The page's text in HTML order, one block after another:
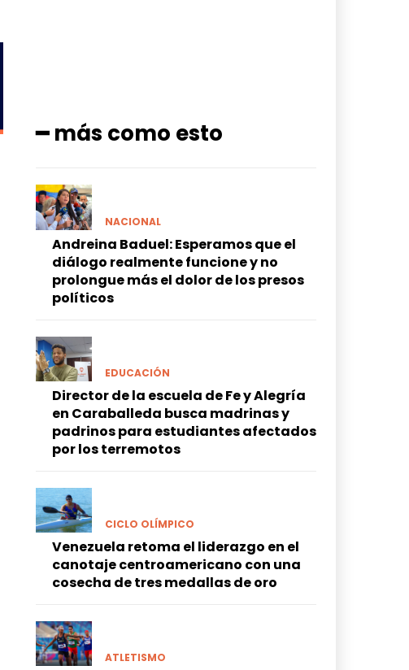
━ más como esto
NACIONAL
Andreina Baduel: Esperamos que el
diálogo realmente funcione y no
prolongue más el dolor de los presos
políticos
EDUCACIÓN
Director de la escuela de Fe y Alegría
en Caraballeda busca madrinas y
padrinos para estudiantes afectados
por los terremotos
CICLO OLÍMPICO
Venezuela retoma el liderazgo en el
canotaje centroamericano con una
cosecha de tres medallas de oro
ATLETISMO